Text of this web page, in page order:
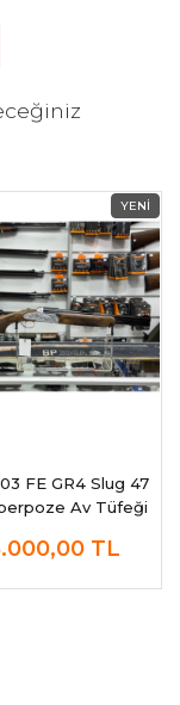
FE GR4 Slug 47
Av Tüfeği
TL